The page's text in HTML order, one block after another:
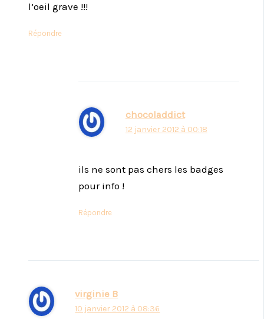
l’oeil grave !!!
Répondre
chocoladdict
12 janvier 2012 à 00:18
ils ne sont pas chers les badges
pour info !
Répondre
virginie B
10 janvier 2012 à 08:36